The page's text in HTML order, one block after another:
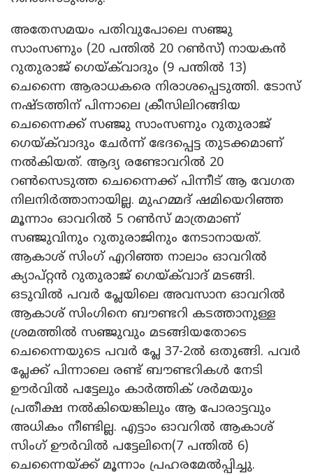
അതേസമയം പതിവുപോലെ സഞ്ജു
സാംസണും (20 പന്തിൽ 20 റൺസ്) നായകൻ
റുതുരാജ് ഗെയ്ക്‌വാദും (9 പന്തിൽ 13)
ചെന്നെെ ആരാധകരെ നിരാശപ്പെടുത്തി. ടോസ്
നഷ്ടത്തിന് പിന്നാലെ ക്രീസിലിറങ്ങിയ
ചെന്നൈക്ക് സഞ്ജു സാംസണും റുതുരാജ്
ഗെയ്ക്‌വാദും ചേർന്ന് ഭേദപ്പെട്ട തുടക്കമാണ്
നൽകിയത്. ആദ്യ രണ്ടോവറിൽ 20
റൺസെടുത്ത ചെന്നൈക്ക് പിന്നീട് ആ വേഗത
നിലനിർത്താനായില്ല. മുഹമ്മദ് ഷമിയെറിഞ്ഞ
മൂന്നാം ഓവറിൽ 5 റൺസ് മാത്രമാണ്
സഞ്ജുവിനും റുതുരാജിനും നേടാനായത്.
ആകാശ് സിംഗ് എറിഞ്ഞ നാലാം ഓവറിൽ
ക്യാപ്റ്റൻ റുതുരാജ് ഗെയ്ക്‌വാദ് മടങ്ങി.
ഒടുവിൽ പവർ പ്ലേയിലെ അവസാന ഓവറിൽ
ആകാശ് സിംഗിനെ ബൗണ്ടറി കടത്താനുള്ള
ശ്രമത്തിൽ സഞ്ജുവും മടങ്ങിയതോടെ
ചെന്നൈയുടെ പവർ പ്ലേ 37-2ൽ ഒതുങ്ങി. പവർ
പ്ലേക്ക് പിന്നാലെ രണ്ട് ബൗണ്ടറികൾ നേടി
ഊർവിൽ പട്ടേലും കാർത്തിക് ശർമയും
പ്രതീക്ഷ നൽകിയെങ്കിലും ആ പോരാട്ടവും
അധികം നീണ്ടില്ല. എട്ടാം ഓവറിൽ ആകാശ്
സിംഗ് ഊർവിൽ പട്ടേലിനെ(7 പന്തിൽ 6)
ചെന്നൈയ്ക്ക് മൂന്നാം പ്രഹരമേൽപ്പിച്ചു.